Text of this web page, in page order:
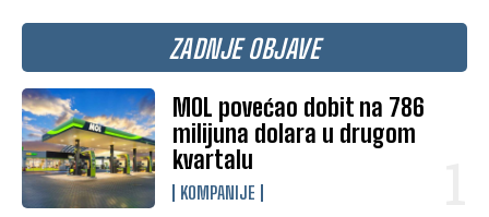
ZADNJE OBJAVE
MOL povećao dobit na 786
milijuna dolara u drugom
kvartalu
KOMPANIJE